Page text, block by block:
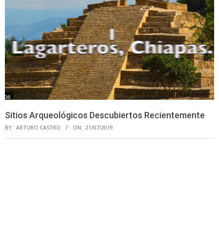
Sitios Arqueológicos Descubiertos Recientemente
BY: ARTURO CASTRO ON: 21/07/2019